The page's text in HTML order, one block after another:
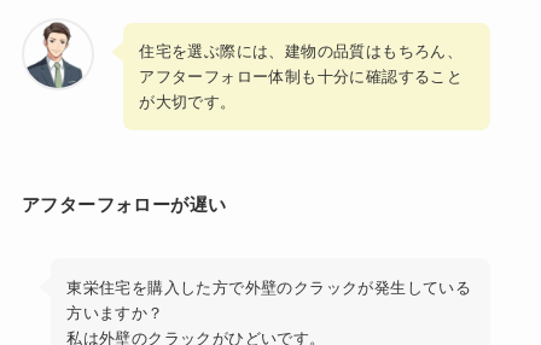
住宅を選ぶ際には、建物の品質はもちろん、
アフターフォロー体制も十分に確認すること
が大切です。
アフターフォローが遅い
東栄住宅を購入した方で外壁のクラックが発生している
方いますか？
私は外壁のクラックがひどいです。